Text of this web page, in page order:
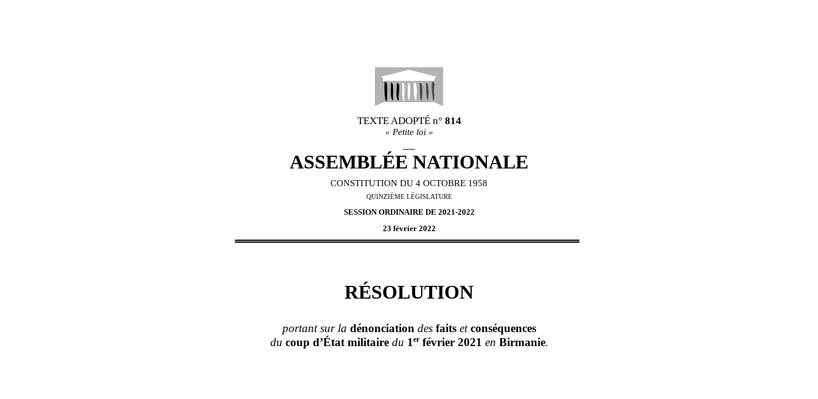
TEXTE ADOPTÉ n° 814
« Petite loi »
ASSEMBLÉE NATIONALE
CONSTITUTION DU 4 OCTOBRE 1958
QUINZIÈME LÉGISLATURE
SESSION ORDINAIRE DE 2021-2022
23 février 2022
RÉSOLUTION
portant sur la dénonciation des faits et conséquences
du coup d’État militaire du 1 er février 2021 en Birmanie.